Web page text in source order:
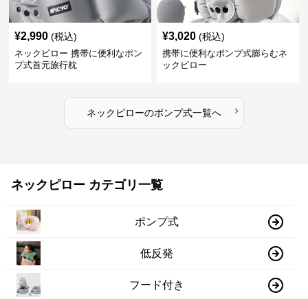
¥2,990 (税込)
ネックピロー 携帯に便利なポン
プ式首元旅行枕
¥3,020 (税込)
携帯に便利なポンプ式膨らむネ
ックピロー
ネックピローのポンプ式一覧へ ›
ネックピロー カテゴリ一覧
ポンプ式
低反発
フード付き